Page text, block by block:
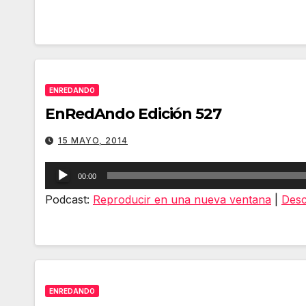
ENREDANDO
EnRedAndo Edición 527
15 MAYO, 2014
Reproductor
de
00:00
Podcast: Reproducir en una nueva ventana
ENREDANDO